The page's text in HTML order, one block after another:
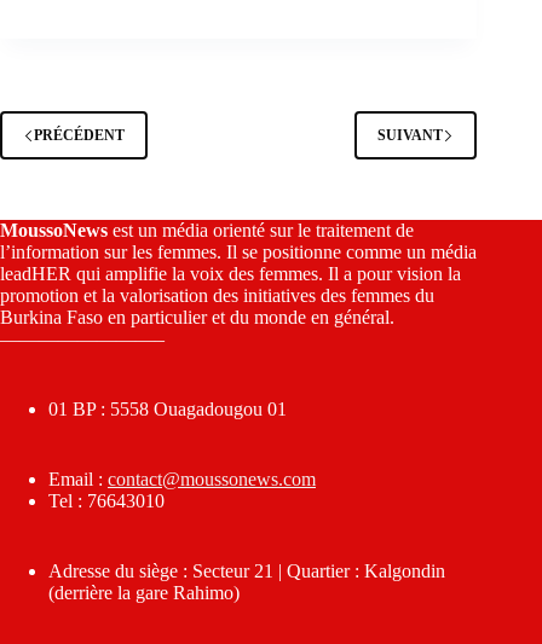
PRÉCÉDENT SUIVANT
MoussoNews est un média orienté sur le traitement de
l’information sur les femmes. Il se positionne comme un média
leadHER qui amplifie la voix des femmes. Il a pour vision la
promotion et la valorisation des initiatives des femmes du
Burkina Faso en particulier et du monde en général.
————————–
01 BP : 5558 Ouagadougou 01
Email : contact@moussonews.com
Tel : 76643010
Adresse du siège : Secteur 21 | Quartier : Kalgondin
(derrière la gare Rahimo)